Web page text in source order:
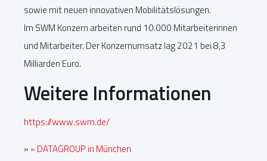
sowie mit neuen innovativen Mobilitätslösungen.
Im SWM Konzern arbeiten rund 10.000 Mitarbeiterinnen
und Mitarbeiter. Der Konzernumsatz lag 2021 bei 8,3
Milliarden Euro.
Weitere Informationen
https://www.swm.de/
» » DATAGROUP in München